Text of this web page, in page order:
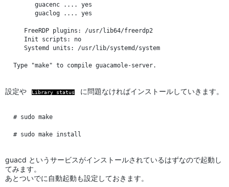
      guacenc .... yes
      guaclog .... yes
   FreeRDP plugins: /usr/lib64/freerdp2
   Init scripts: no
   Systemd units: /usr/lib/systemd/system
設定や Library status に問題なければインストールしていきます。
# sudo make
guacd というサービスがインストールされているはずなので起動し
てみます。
あとついでに自動起動も設定しておきます。